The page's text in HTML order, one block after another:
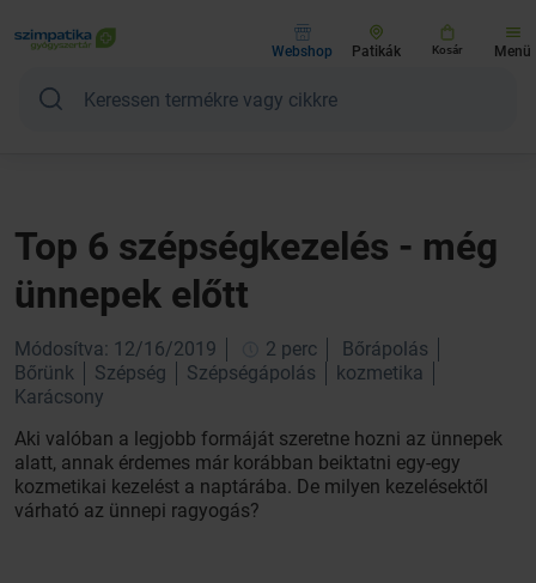
Webshop Patikák Kosár Menü
Top 6 szépségkezelés - még
ünnepek előtt
Módosítva: 12/16/2019 2 perc
Bőrápolás
Bőrünk
Szépség Szépségápolás
kozmetika
Karácsony
Aki valóban a legjobb formáját szeretne hozni az ünnepek
alatt, annak érdemes már korábban beiktatni egy-egy
kozmetikai kezelést a naptárába. De milyen kezelésektől
várható az ünnepi ragyogás?